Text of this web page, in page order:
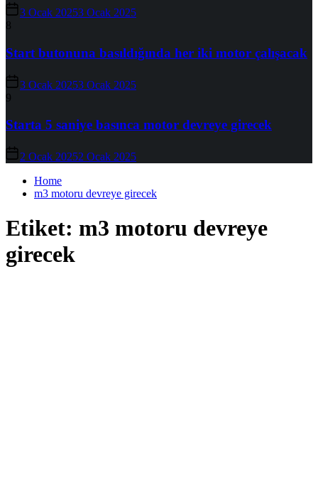
3 Ocak 20253 Ocak 2025
8
Start butonuna basıldığında her iki motor çalışacak
3 Ocak 20253 Ocak 2025
9
Starta 5 saniye basınca motor devreye girecek
2 Ocak 20252 Ocak 2025
Home
m3 motoru devreye girecek
Etiket: m3 motoru devreye
girecek